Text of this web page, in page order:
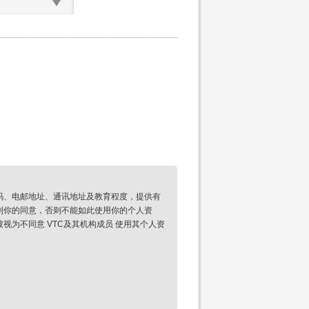
电邮地址、通讯地址及教育程度，提供有
的同意，否则不能如此使用你的个人资
为不同意 VTC及其机构成员 使用其个人资